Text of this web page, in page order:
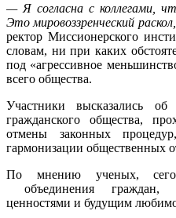
— Я согласна с коллегами,
Это мировоззренческий раскол,
ректор Миссионерского
словам, ни при каких
под «агрессивное
всего общества.
Участники высказались об
гражданского общества,
отмены законных
гармонизации общественных
По мнению ученых,
объединения граждан,
ценностями и будущим